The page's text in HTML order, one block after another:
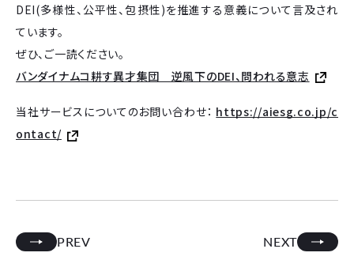
DEI(多様性、公平性、包摂性)を推進する意義について言及され
ています。
ぜひ、ご一読ください。
バンダイナムコ耕す異才集団 逆風下のDEI、問われる意志
当社サービスについてのお問い合わせ： https://aiesg.co.jp/c
ontact/
PREV NEXT